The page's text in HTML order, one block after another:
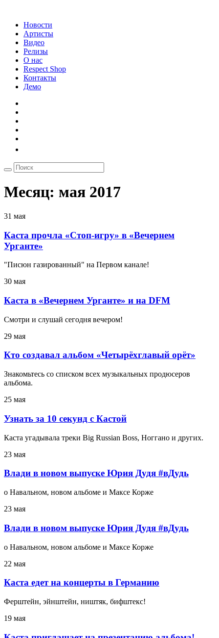
Новости
Артисты
Видео
Релизы
О нас
Respect Shop
Контакты
Демо
Месяц: мая 2017
31 мая
Каста прочла «Стоп-игру» в «Вечернем
Урганте»
"Писюн газированный" на Первом канале!
30 мая
Каста в «Вечернем Урганте» и на DFM
Смотри и слушай сегодня вечером!
29 мая
Кто создавал альбом «Четырёхглавый орёт»
Знакомьтесь со списком всех музыкальных продюсеров
альбома.
25 мая
Узнать за 10 секунд с Кастой
Каста угадывала треки Big Russian Boss, Ноггано и других.
23 мая
Влади в новом выпуске Юрия Дудя #вДудь
о Навальном, новом альбоме и Максе Корже
23 мая
Влади в новом выпуске Юрия Дудя #вДудь
о Навальном, новом альбоме и Максе Корже
22 мая
Каста едет на концерты в Германию
Ферштейн, эйнштейн, ништяк, бифштекс!
19 мая